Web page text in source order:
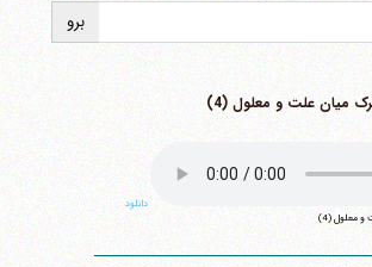
دانلود
فکس37740015-25-98+